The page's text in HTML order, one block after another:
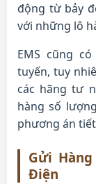
động từ bảy
với những lô
EMS cũng
tuyến, tuy
các hãng tư
hàng số
phương án
Gửi
Điện